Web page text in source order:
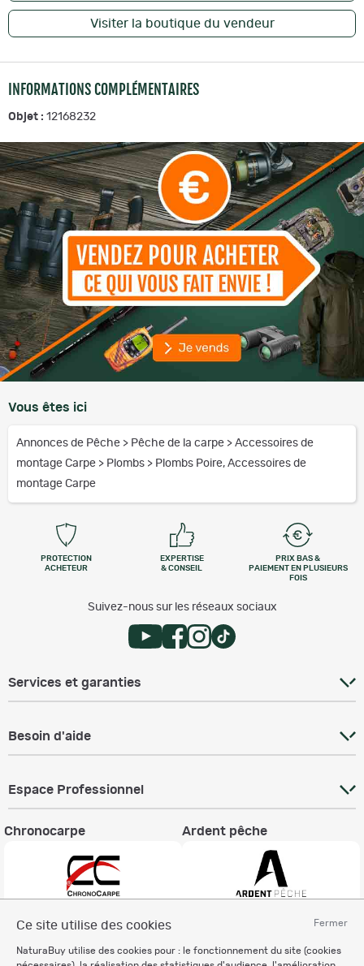
Fermer
Ce site utilise des cookies
NaturaBuy utilise des cookies pour : le fonctionnement du site (cookies
Visiter la boutique du vendeur
INFORMATIONS COMPLÉMENTAIRES
Objet : 12168232
Vous êtes ici
Annonces de Pêche > Pêche de la carpe > Accessoires de
montage Carpe > Plombs > Plombs Poire, Accessoires de
montage Carpe
PROTECTION
ACHETEUR
EXPERTISE
& CONSEIL
PRIX BAS &
PAIEMENT EN PLUSIEURS
FOIS
Suivez-nous sur les réseaux sociaux
Services et garanties
Besoin d'aide
Espace Professionnel
Chronocarpe Ardent pêche
Charte éthique